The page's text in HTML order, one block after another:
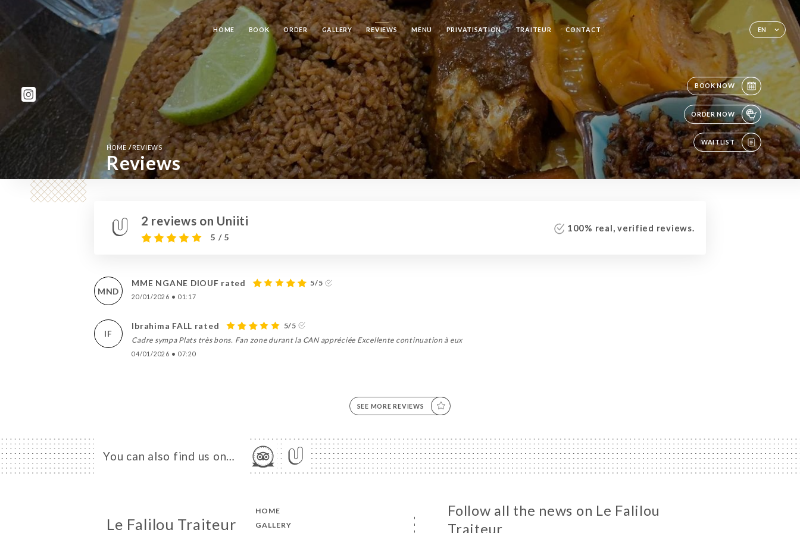
EN
HOME BOOK ORDER GALLERY REVIEWS MENU PRIVATISATION TRAITEUR CONTACT
BOOK NOW
ORDER NOW
WAITLIST
HOME /REVIEWS
Reviews
2 reviews on Uniiti
5 / 5
100% real, verified reviews.
MND
MME NGANE DIOUF rated 5/5
20/01/2026 • 01:17
IF
Ibrahima FALL rated
5/5
Cadre sympa Plats très bons. Fan zone durant la CAN appréciée Excellente continuation à eux
04/01/2026 • 07:20
SEE MORE REVIEWS
You can also find us on…
Le Falilou Traiteur
HOME
GALLERY
Follow all the news on Le Falilou
Traiteur